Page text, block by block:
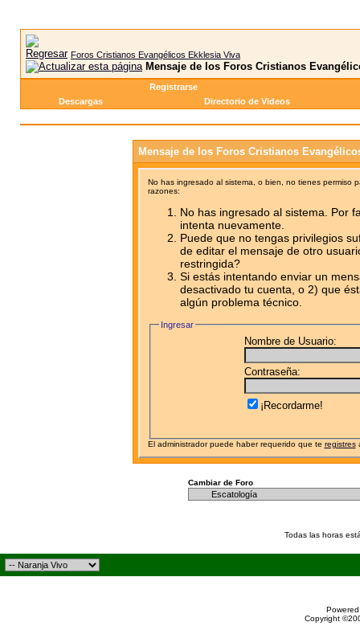
Foros Cristianos Evangélicos Ekklesia Viva
Mensaje de los Foros Cristianos
Registrarse
Descargas
Directorio de Videos
Mensaje de los Foros Cristianos
No has ingresado al sistema, o bien, no tienes permiso
razones:
No has ingresado al sistema. Por
intenta nuevamente.
Puede que no tengas privilegios
de editar el mensaje de otro
restringida?
Si estás intentando enviar un
desactivado tu cuenta, o 2) que
algún problema técnico.
Ingresar
Nombre de Usuario:
Contraseña:
¡Recordarme!
El administrador puede haber requerido que te registres
Cambiar de Foro
Todas las horas
Copyright